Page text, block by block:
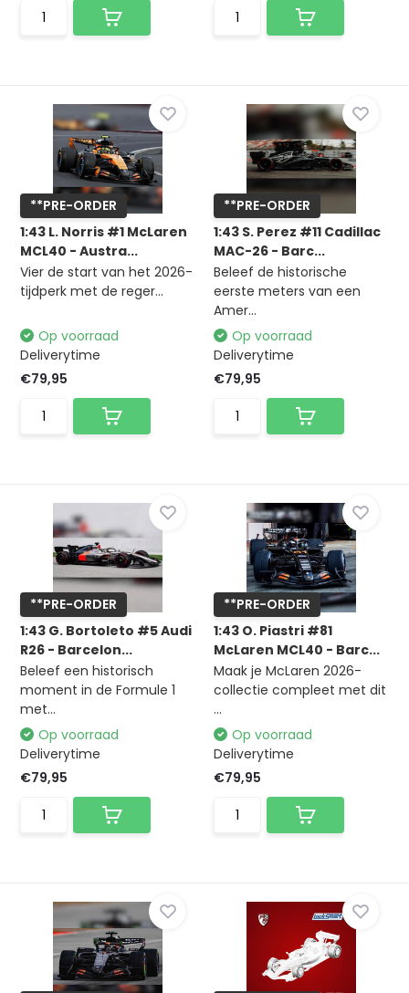
**PRE-ORDER
1:43 L. Norris #1 McLaren
MCL40 - Austra...
Vier de start van het 2026-
tijdperk met de reger...
Op voorraad
Deliverytime
€79,95
**PRE-ORDER
1:43 S. Perez #11 Cadillac
MAC-26 - Barc...
Beleef de historische
eerste meters van een
Amer...
Op voorraad
Deliverytime
€79,95
**PRE-ORDER
1:43 G. Bortoleto #5 Audi
R26 - Barcelon...
Beleef een historisch
moment in de Formule 1
met...
Op voorraad
Deliverytime
€79,95
**PRE-ORDER
1:43 O. Piastri #81
McLaren MCL40 - Barc...
Maak je McLaren 2026-
collectie compleet met dit
...
Op voorraad
Deliverytime
€79,95